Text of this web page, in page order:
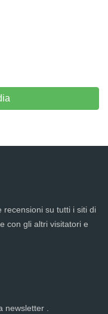
recensioni su tutti i siti di
con gli altri visitatori e
.